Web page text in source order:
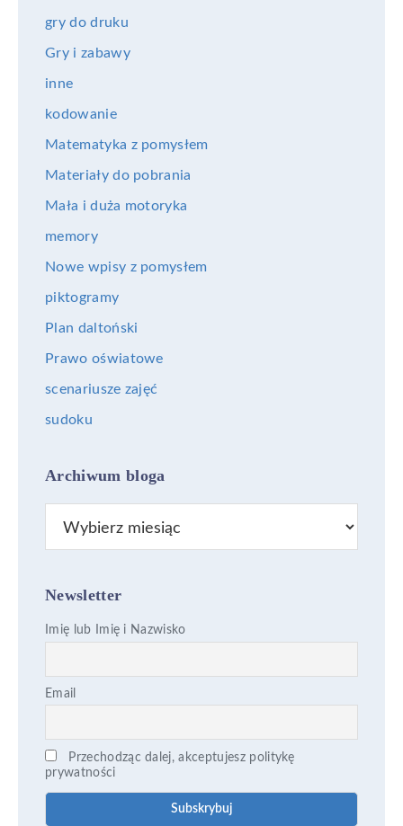
gry do druku
Gry i zabawy
inne
kodowanie
Matematyka z pomysłem
Materiały do pobrania
Mała i duża motoryka
memory
Nowe wpisy z pomysłem
piktogramy
Plan daltoński
Prawo oświatowe
scenariusze zajęć
sudoku
Archiwum bloga
bloga
Newsletter
Imię lub Imię i Nazwisko
Email
Przechodząc dalej, akceptujesz politykę
prywatności